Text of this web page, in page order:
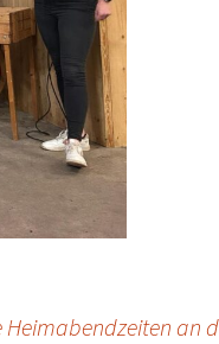
Heimabendzeiten an